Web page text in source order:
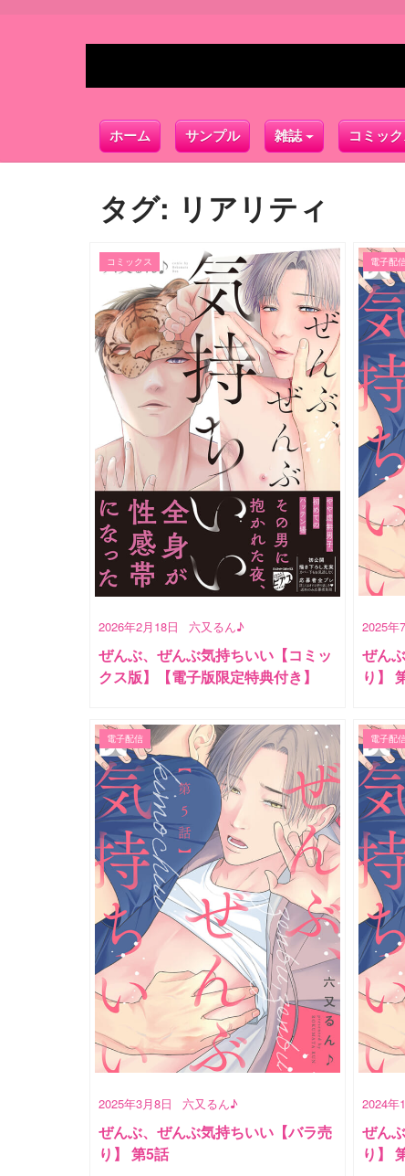
ホーム サンプル 雑誌 コミッ
タグ: リアリティ
2026年2月18日 六又るん♪
コミックス
ぜんぶ、ぜんぶ気持ちいい【コミッ
クス版】【電子版限定特典付き】
2025年
電子配
ぜん
り】
2025年3月8日 六又るん♪
電子配信
ぜんぶ、ぜんぶ気持ちいい【バラ売
り】 第5話
2024年
電子配
ぜん
り】